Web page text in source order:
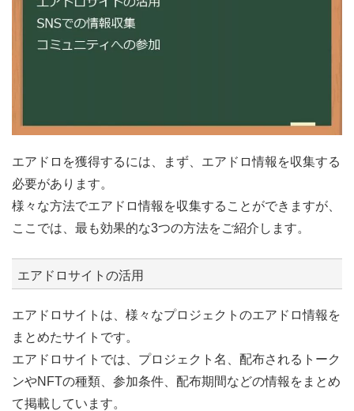
エアドロを獲得するには、まず、エアドロ情報を収集する
必要があります。
様々な方法でエアドロ情報を収集することができますが、
ここでは、最も効果的な3つの方法をご紹介します。
エアドロサイトの活用
エアドロサイトは、様々なプロジェクトのエアドロ情報を
まとめたサイトです。
エアドロサイトでは、プロジェクト名、配布されるトーク
ンやNFTの種類、参加条件、配布期間などの情報をまとめ
て掲載しています。